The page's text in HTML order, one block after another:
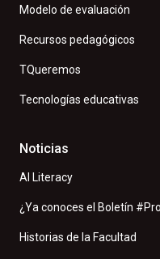
Modelo de evaluación
Recursos pedagógicos
TQueremos
Tecnologías educativas
Noticias
AI Literacy
¿Ya conoces el Boletín
Historias de la Facultad